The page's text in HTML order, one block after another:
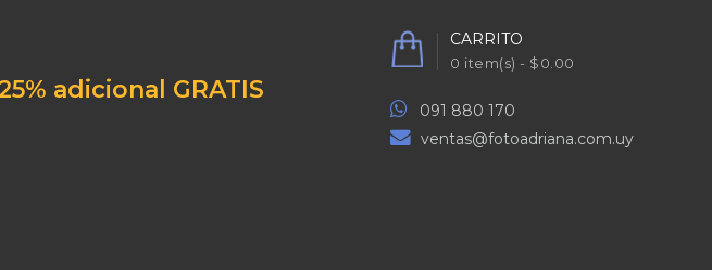
adicional GRATIS
CARRITO
0 item(s) - $0.00
091 880 170
ventas@fotoadriana.com.uy